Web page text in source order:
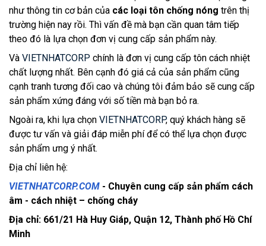
như thông tin cơ bản của các loại tôn chống nóng trên thị
trường hiện nay rồi. Thì vấn đề mà bạn cần quan tâm tiếp
theo đó là lựa chọn đơn vị cung cấp sản phẩm này.
Và VIETNHATCORP chính là đơn vị cung cấp tôn cách nhiệt
chất lượng nhất. Bên cạnh đó giá cả của sản phẩm cũng
cạnh tranh tương đối cao và chúng tôi đảm bảo sẽ cung cấp
sản phẩm xứng đáng với số tiền mà bạn bỏ ra.
Ngoài ra, khi lựa chọn VIETNHATCORP, quý khách hàng sẽ
được tư vấn và giải đáp miễn phí để có thể lựa chọn được
sản phẩm ưng ý nhất.
Địa chỉ liên hệ:
VIETNHATCORP.COM - Chuyên cung cấp sản phẩm cách
âm - cách nhiệt – chống cháy
Địa chỉ: 661/21 Hà Huy Giáp, Quận 12, Thành phố Hồ Chí
Minh